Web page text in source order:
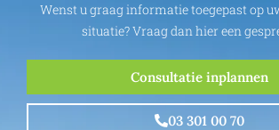
Wenst u graag informatie toegepast op
situatie? Vraag dan hier een
Consultatie inplannen
03 301 00 70